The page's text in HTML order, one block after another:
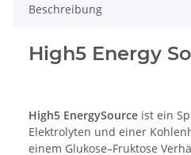
Beschreibung
High5 Energy
High5 EnergySource ist ein
Elektrolyten und einer
einem Glukose–Fruktose